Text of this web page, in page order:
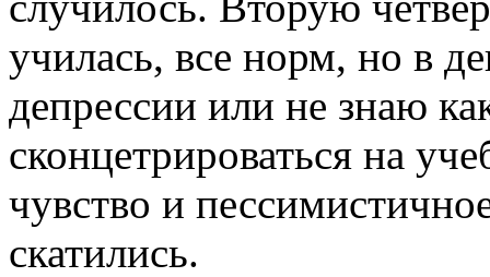
училась, все норм, но в
депрессии или не знаю
сконцетрироваться на
чувство и
скатились.